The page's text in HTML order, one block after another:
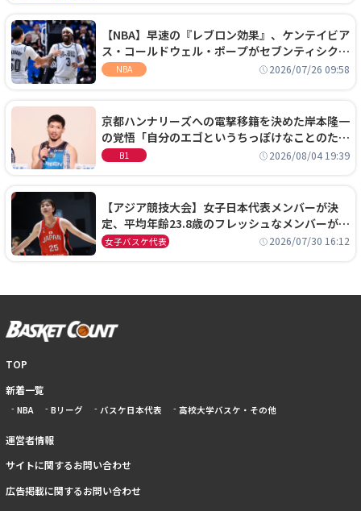
【NBA】早速の『レブロン効果』、ケンテイビア
ス・コールドウェル・ポープがセブンティシクサ
ーズに1年契約で加入
NBA 2026/07/26 09:58
京都ハンナリーズへの電撃移籍を決めた岸本隆一
の覚悟「自分のエゴというちっぽけなことのため
に、京都に来たわけではない」
B1 2026/08/04 19:39
【アジア競技大会】女子日本代表メンバーが決
定、平均年齢23.8歳のフレッシュなメンバーが日
本開催の大舞台で頂点を狙う
女子バスケ代表 2026/07/30 16:12
TOP
新着一覧
NBA Bリーグ バスケ日本代表 高校大学バスケ・その他
運営者情報
サイトに関するお問い合わせ
広告掲載に関するお問い合わせ